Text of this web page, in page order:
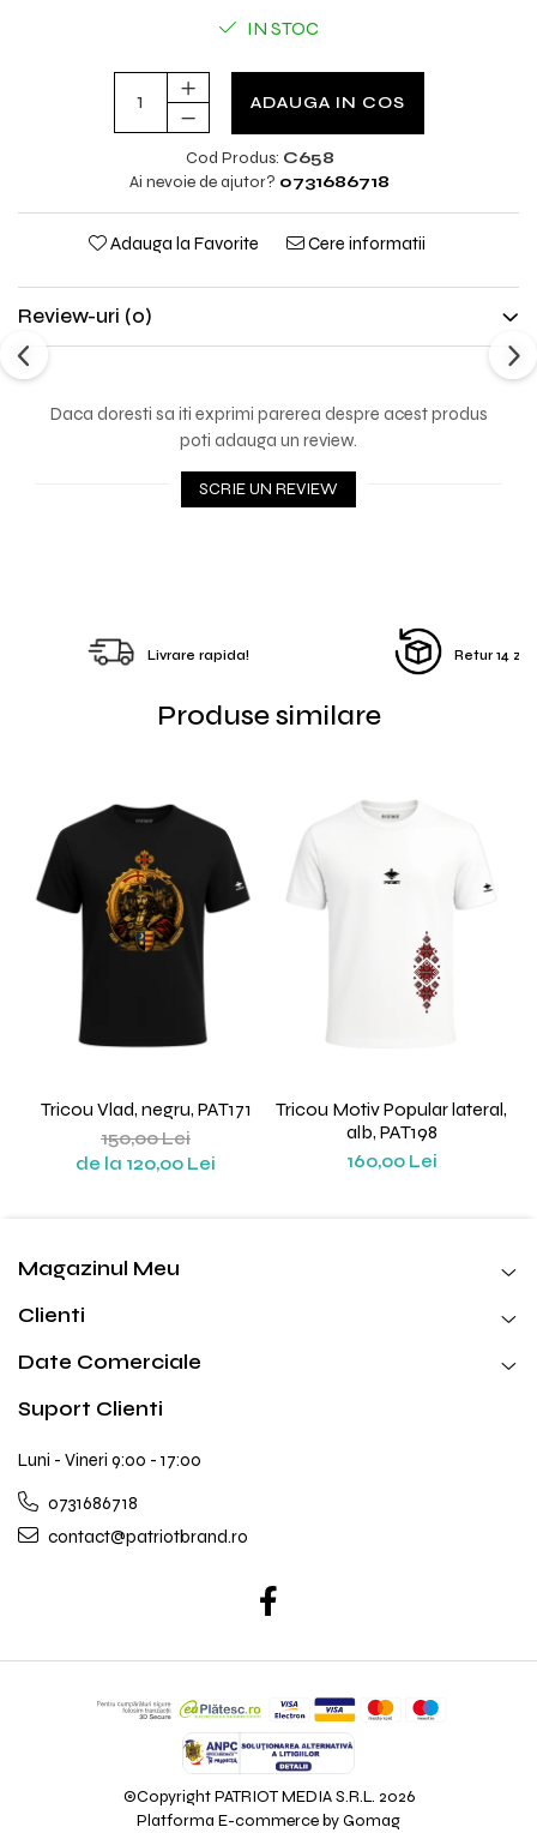
IN STOC
ADAUGA IN COS
Cod Produs: C658
Ai nevoie de ajutor? 0731686718
Adauga la Favorite Cere informatii
Review-uri (0)
Daca doresti sa iti exprimi parerea despre acest produs
poti adauga un review.
SCRIE UN REVIEW
Livrare rapida! Retur 14
Produse similare
Tricou Vlad, negru, PAT171
150,00 Lei
de la 120,00 Lei
Tricou Motiv Popular lateral,
alb, PAT198
160,00 Lei
Magazinul Meu
Clienti
Date Comerciale
Suport Clienti
Luni - Vineri 9:00 - 17:00
0731686718
contact@patriotbrand.ro
©Copyright PATRIOT MEDIA S.R.L. 2026
Platforma E-commerce by Gomag